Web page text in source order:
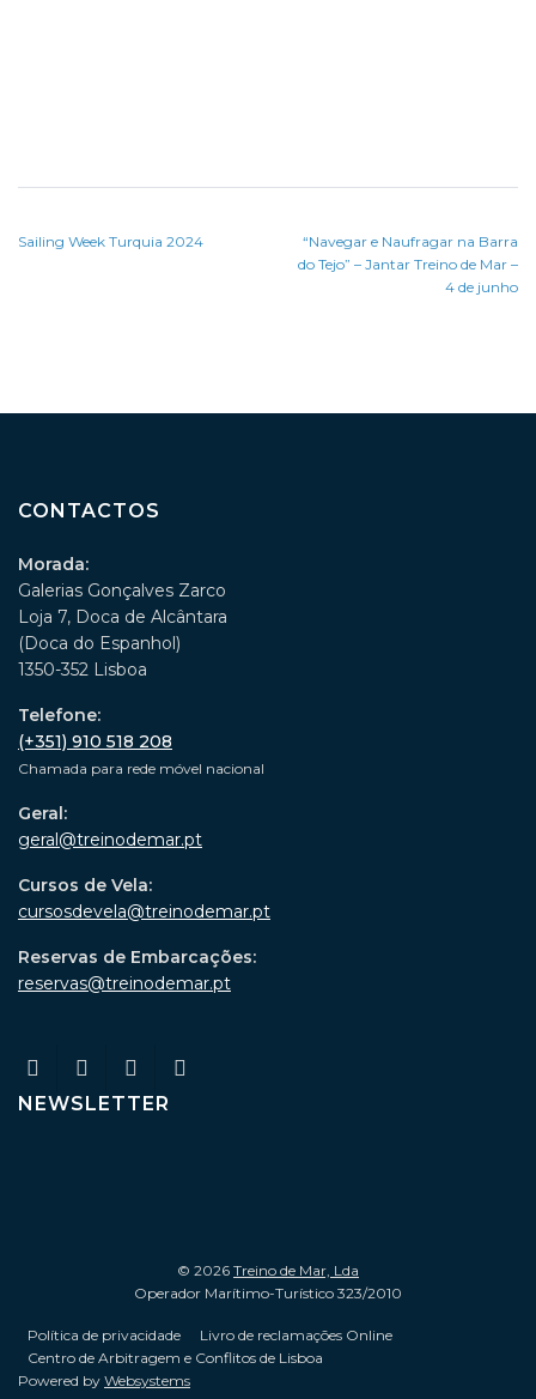
Sailing Week Turquia 2024
“Navegar e Naufragar na Barra
do Tejo” – Jantar Treino de Mar –
4 de junho
CONTACTOS
Morada:
Galerias Gonçalves Zarco
Loja 7, Doca de Alcântara
(Doca do Espanhol)
1350-352 Lisboa
Telefone:
(+351) 910 518 208
Chamada para rede móvel nacional
Geral:
geral@treinodemar.pt
Cursos de Vela:
cursosdevela@treinodemar.pt
Reservas de Embarcações:
reservas@treinodemar.pt
NEWSLETTER
© 2026 Treino de Mar, Lda
Operador Marítimo-Turístico 323/2010
Política de privacidade
Livro de reclamações Online
Centro de Arbitragem e Conflitos de Lisboa
Powered by Websystems